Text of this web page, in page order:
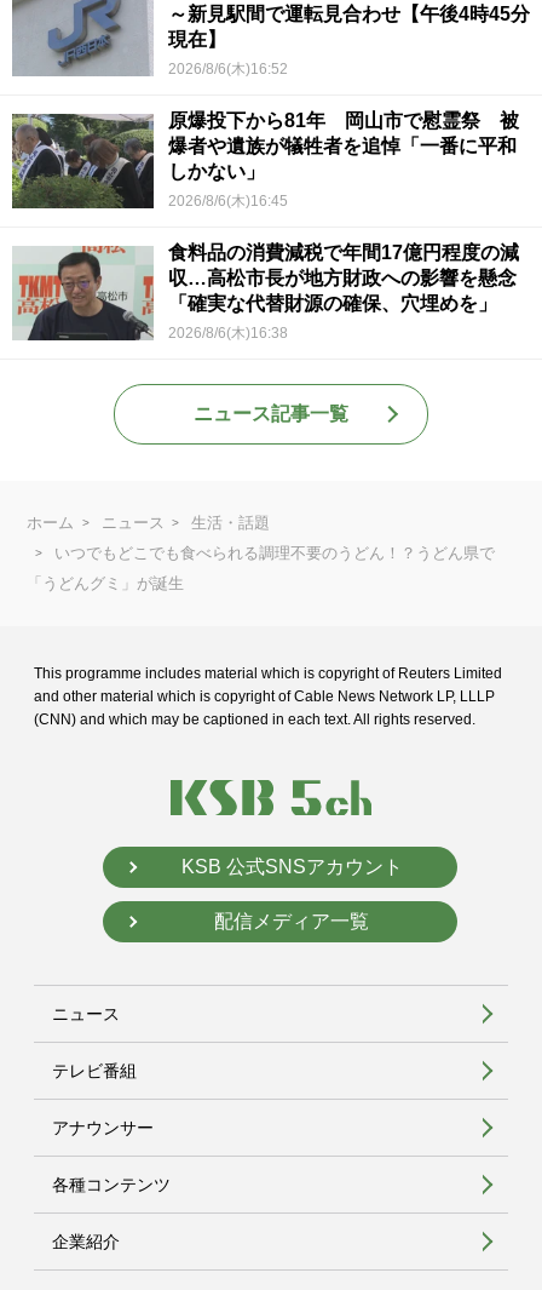
～新見駅間で運転見合わせ【午後4時45分
現在】
2026/8/6(木)16:52
原爆投下から81年 岡山市で慰霊祭 被
爆者や遺族が犠牲者を追悼「一番に平和
しかない」
2026/8/6(木)16:45
食料品の消費減税で年間17億円程度の減
収…高松市長が地方財政への影響を懸念
「確実な代替財源の確保、穴埋めを」
2026/8/6(木)16:38
ニュース記事一覧
ホーム ニュース
生活・話題
いつでもどこでも食べられる調理不要のうどん！？うどん県で
「うどんグミ」が誕生
This programme includes material which is copyright of Reuters Limited
and other material which is copyright of Cable News Network LP, LLLP
(CNN) and which may be captioned in each text. All rights reserved.
KSB 公式SNSアカウント
配信メディア一覧
ニュース
テレビ番組
アナウンサー
各種コンテンツ
企業紹介